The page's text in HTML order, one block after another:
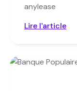
anylease
Lire l'article